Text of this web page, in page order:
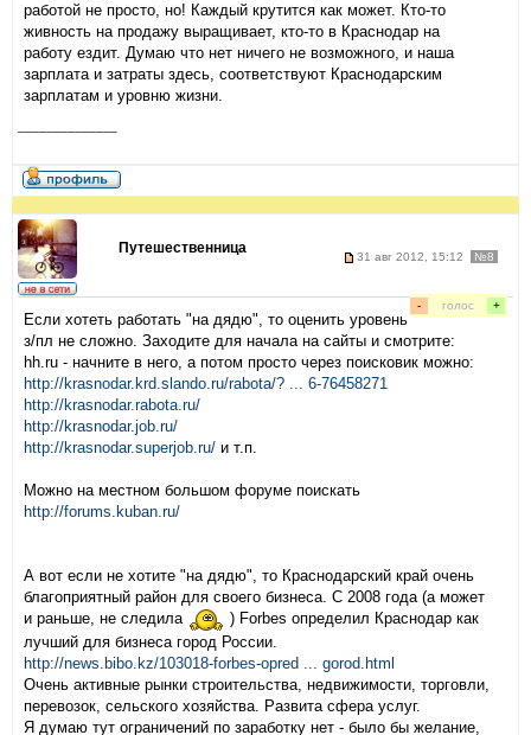
работой не просто, но! Каждый крутится как может. Кто-то
живность на продажу выращивает, кто-то в Краснодар на
работу ездит. Думаю что нет ничего не возможного, и наша
зарплата и затраты здесь, соответствуют Краснодарским
зарплатам и уровню жизни.
Путешественница
31 авг 2012, 15:12 №8
- голос +
Если хотеть работать "на дядю", то оценить уровень
з/пл не сложно. Заходите для начала на сайты и смотрите:
hh.ru - начните в него, а потом просто через поисковик можно:
http://krasnodar.krd.slando.ru/rabota/? ... 6-76458271
http://krasnodar.rabota.ru/
http://krasnodar.job.ru/
http://krasnodar.superjob.ru/ и т.п.
Можно на местном большом форуме поискать
http://forums.kuban.ru/
А вот если не хотите "на дядю", то Краснодарский край очень
благоприятный район для своего бизнеса. С 2008 года (а может
и раньше, не следила
) Forbes определил Краснодар как
лучший для бизнеса город России.
http://news.bibo.kz/103018-forbes-opred ... gorod.html
Очень активные рынки строительства, недвижимости, торговли,
перевозок, сельского хозяйства. Развита сфера услуг.
Я думаю тут ограничений по заработку нет - было бы желание,